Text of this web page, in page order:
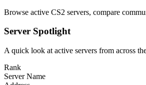
Browse active CS2 servers, compare
Server Spotlight
A quick look at active servers from across
Rank
Server Name